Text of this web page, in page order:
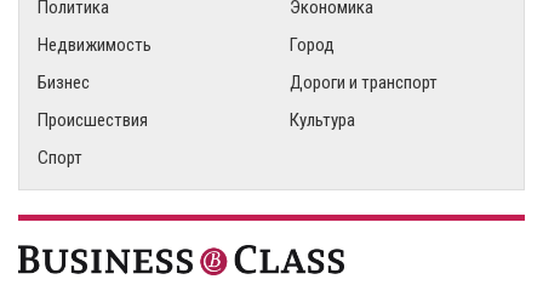
Политика
Экономика
Недвижимость
Город
Бизнес
Дороги и транспорт
Происшествия
Культура
Спорт